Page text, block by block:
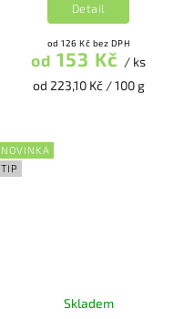
od 126 Kč bez DPH
od 153 Kč / ks
od 223,10 Kč / 100 g
Detail
NOVINKA
TIP
Skladem